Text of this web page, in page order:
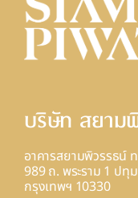
บริษัท สยาม
อาคารสยามพิวรรธน์ ท
989 ถ. พระราม 1 ปทุ
กรุงเทพฯ 10330